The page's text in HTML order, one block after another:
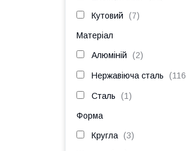
Кутовий 7
Матеріал
Алюміній 2
Нержавіюча сталь 116
Сталь 1
Форма
Кругла 3